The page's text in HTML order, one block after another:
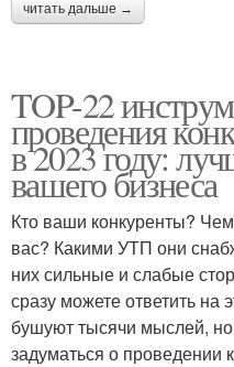
читать дальше →
TOP-22
проведения
в 2023 году:
вашего бизнеса
Кто ваши конкуренты?
вас? Какими УТП они
них сильные и слабые
сразу можете ответить
бушуют тысячи мыслей, но
задуматься о проведении